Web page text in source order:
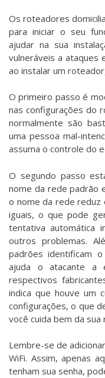
Os roteadores
para iniciar o seu
ajudar na sua
vulneráveis a ataques
ao instalar um
O primeiro passo é
nas configurações do
normalmente são
uma pessoa mal-
assuma o controle do
O segundo passo
nome da rede padrão
o nome da rede reduz
iguais, o que pode
tentativa automática
outros problemas.
padrões identificam
ajuda o atacante a
respectivos
indica que houve um
configurações, o que
você cuida bem da sua
Lembre-se de
WiFi. Assim, apenas
tenham sua senha,